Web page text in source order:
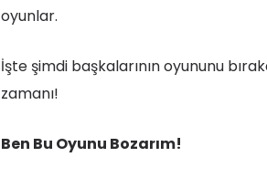
oyunlar.
İşte şimdi başkalarının oyununu
zamanı!
Ben Bu Oyunu Bozarım!